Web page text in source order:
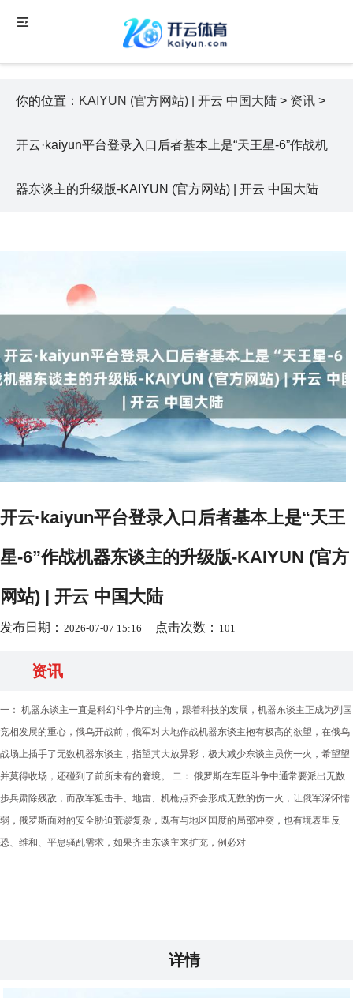
你的位置： KAIYUN (官方网站) | 开云 中国大陆 > 资讯 >
开云·kaiyun平台登录入口后者基本上是“天王星-6”作战机
器东谈主的升级版-KAIYUN (官方网站) | 开云 中国大陆
开云·kaiyun平台登录入口后者基本上是“天王
星-6”作战机器东谈主的升级版-KAIYUN (官方
网站) | 开云 中国大陆
发布日期： 2026-07-07 15:16 点击次数： 101
资讯
一： 机器东谈主一直是科幻斗争片的主角，跟着科技的发展，机器东谈主正成为列国
竞相发展的重心，俄乌开战前，俄军对大地作战机器东谈主抱有极高的欲望，在俄乌
战场上插手了无数机器东谈主，指望其大放异彩，极大减少东谈主员伤一火，希望望
并莫得收场，还碰到了前所未有的窘境。 二： 俄罗斯在车臣斗争中通常要派出无数
步兵肃除残敌，而敌军狙击手、地雷、机枪点齐会形成无数的伤一火，让俄军深怀懦
弱，俄罗斯面对的安全胁迫荒谬复杂，既有与地区国度的局部冲突，也有境表里反
恐、维和、平息骚乱需求，如果齐由东谈主来扩充，例必对
详情